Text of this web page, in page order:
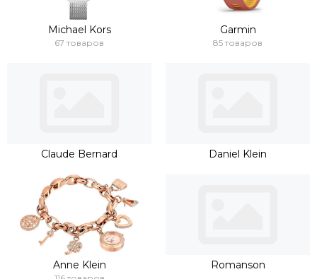
Michael Kors
67 товаров
Garmin
85 товаров
Claude Bernard Daniel Klein
Anne Klein Romanson